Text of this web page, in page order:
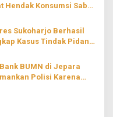
Hendak Konsumsi Sabu
Sukoharjo Berhasil
Kasus Tindak Pidana
BUMN di Jepara
Polisi Karena